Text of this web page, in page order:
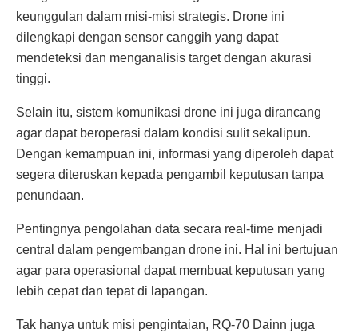
keunggulan dalam misi-misi strategis. Drone ini
dilengkapi dengan sensor canggih yang dapat
mendeteksi dan menganalisis target dengan akurasi
tinggi.
Selain itu, sistem komunikasi drone ini juga dirancang
agar dapat beroperasi dalam kondisi sulit sekalipun.
Dengan kemampuan ini, informasi yang diperoleh dapat
segera diteruskan kepada pengambil keputusan tanpa
penundaan.
Pentingnya pengolahan data secara real-time menjadi
central dalam pengembangan drone ini. Hal ini bertujuan
agar para operasional dapat membuat keputusan yang
lebih cepat dan tepat di lapangan.
Tak hanya untuk misi pengintaian, RQ-70 Dainn juga